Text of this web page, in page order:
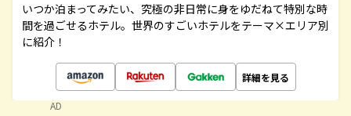
いつか泊まってみたい、究極の非日常に身をゆだねて特別な時
間を過ごせるホテル。世界のすごいホテルをテーマ×エリア別
に紹介！
詳細を見る
AD